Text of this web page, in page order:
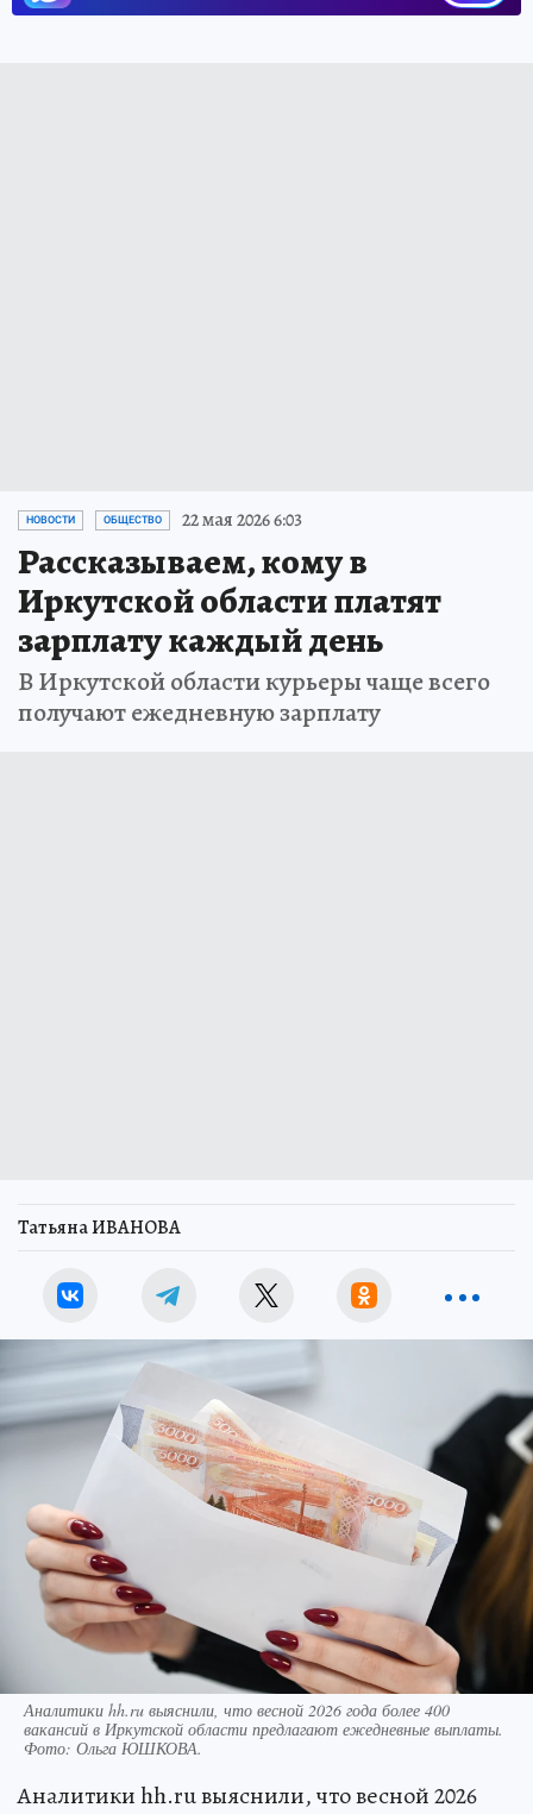
НОВОСТИ ОБЩЕСТВО 22 мая 2026 6:03
Рассказываем, кому в
Иркутской области платят
зарплату каждый день
В Иркутской области курьеры чаще всего
получают ежедневную зарплату
Татьяна ИВАНОВА
Аналитики hh.ru выяснили, что весной 2026 года более 400
вакансий в Иркутской области предлагают ежедневные выплаты.
Фото: Ольга ЮШКОВА.
Аналитики hh.ru выяснили, что весной 2026